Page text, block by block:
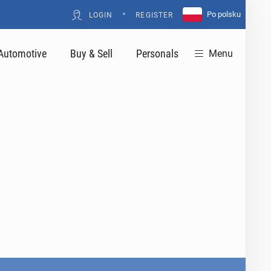
LOGIN • REGISTER Po polsku
Buy & Sell Personals Menu